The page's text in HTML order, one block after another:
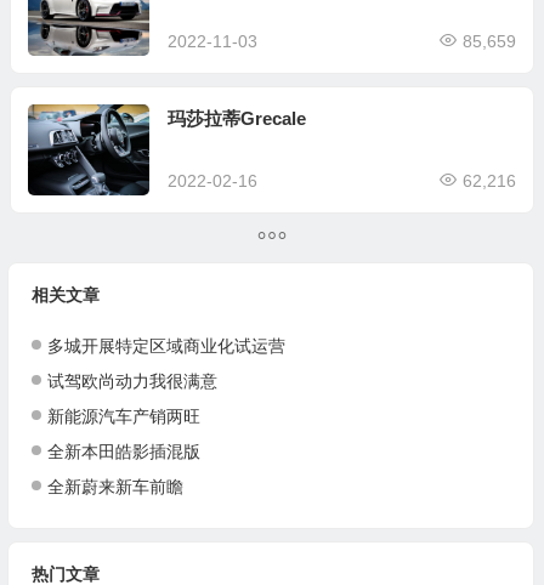
2022-11-03 85,659
玛莎拉蒂Grecale
2022-02-16 62,216
相关文章
多城开展特定区域商业化试运营
试驾欧尚动力我很满意
新能源汽车产销两旺
全新本田皓影插混版
全新蔚来新车前瞻
热门文章